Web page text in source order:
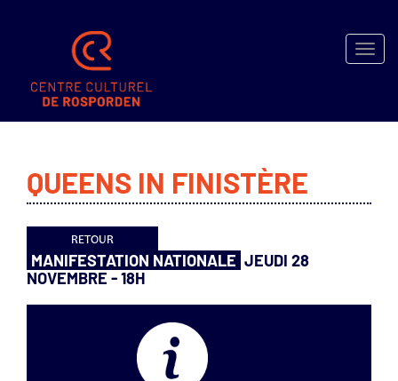
Toggle
MÉDIATHÈQUE
MICRO-
FOLIE
ACTIVITÉS
LOCATION
QUEENS IN FINISTÈRE
MANIFESTATION NATIONALE JEUDI 28
NOVEMBRE - 18H